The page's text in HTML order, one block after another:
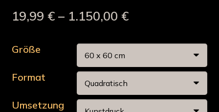
19,99 € – 1.150,00 €
Größe
Format
Umsetzung